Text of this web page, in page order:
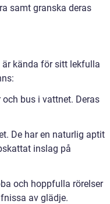
samt granska deras
är kända för sitt lekfulla
bus i vattnet. Deras
De har en naturlig aptit
inslag på
och hoppfulla rörelser
av glädje.